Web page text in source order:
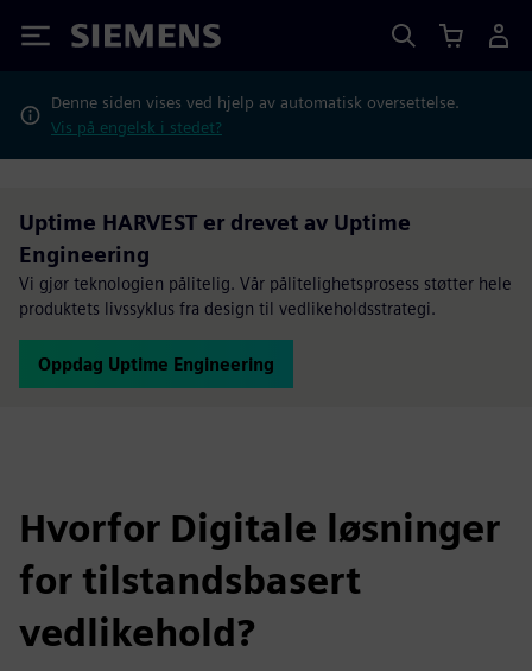
Siemens
Denne siden vises ved hjelp av automatisk oversettelse.
Vis på engelsk i stedet?
Uptime HARVEST er drevet av Uptime
Engineering
Vi gjør teknologien pålitelig. Vår pålitelighetsprosess støtter hele
produktets livssyklus fra design til vedlikeholdsstrategi.
Oppdag Uptime Engineering
Hvorfor Digitale løsninger
for tilstandsbasert
vedlikehold?